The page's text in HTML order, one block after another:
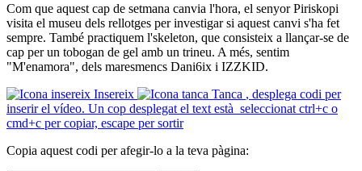
Com que aquest cap de setmana canvia l'hora, el senyor Piriskopi
visita el museu dels rellotges per investigar si aquest canvi s'ha fet
sempre. També practiquem l'skeleton, que consisteix a llançar-se de
cap per un tobogan de gel amb un trineu. A més, sentim
"M'enamora", dels maresmencs Dani6ix i IZZKID.
Insereix
Tanca , desplega codi per
inserir el vídeo. Un cop desplegat el text està seleccionat ctrl+c o
cmd+c per copiar, escape per sortir
Copia aquest codi per afegir-lo a la teva pàgina: